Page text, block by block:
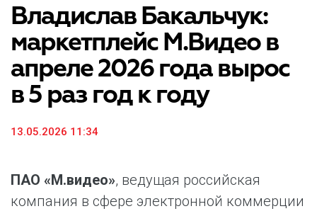
Владислав Бакальчук:
маркетплейс М.Видео в
апреле 2026 года вырос
в 5 раз год к году
13.05.2026 11:34
ПАО «М.видео», ведущая российская
компания в сфере электронной коммерции